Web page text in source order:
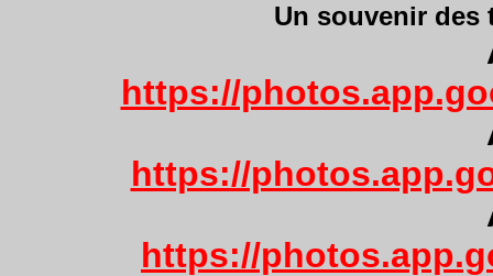
Un souvenir des
https://
https://
https://